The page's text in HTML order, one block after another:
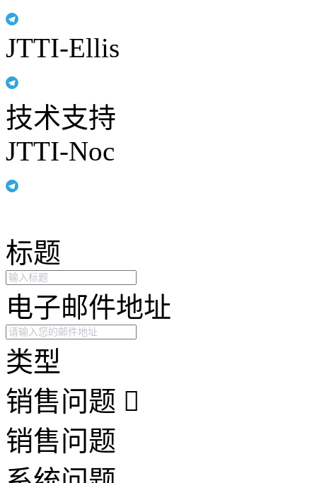
JTTI-Ellis
技术支持
JTTI-Noc
标题
电子邮件地址
类型
销售问题
销售问题